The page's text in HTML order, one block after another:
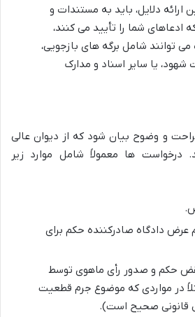
ارائه دلایل، باید به مستندات و
ادعاهای شما را تأیید می کنند،
توانند شامل برگه های بازجویی،
شهود، یا سایر اسناد و مدارک
و وضوح بیان شود که از دیوان عالی
درخواست ها معمولاً شامل موارد زیر
عرض دادگاه صادرکننده حکم برای
حکم و صدور رأی ماهوی توسط
در مواردی که موضوع جرم قطعیت
قانونی صحیح است).